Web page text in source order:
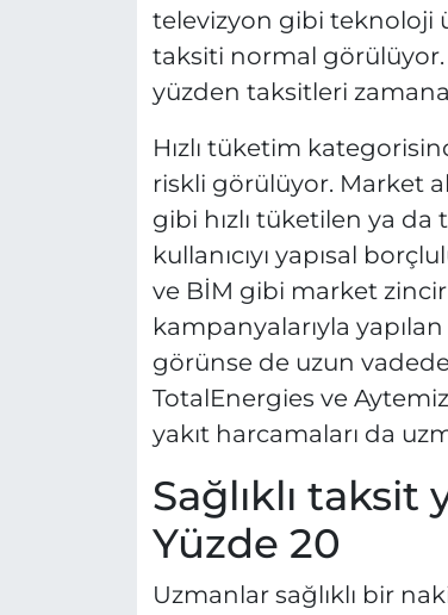
televizyon gibi teknoloji
taksiti normal görülüyor.
yüzden taksitleri
Hızlı tüketim
riskli görülüyor. Market
gibi hızlı tüketilen ya
kullanıcıyı yapısal
ve BİM gibi market
kampanyalarıyla
görünse de uzun
TotalEnergies ve
yakıt harcamaları da
Sağlıklı
Yüzde 20
Uzmanlar sağlıklı bir